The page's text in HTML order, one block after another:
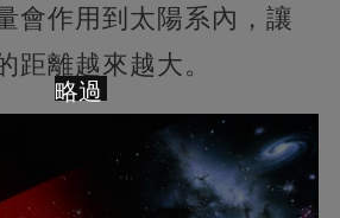
會作用到太陽系內，讓
距離越來越大。
略過